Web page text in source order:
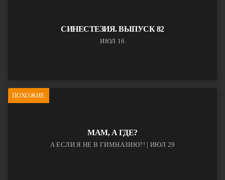
СИНЕСТЕЗИЯ. ВЫПУСК 82
ИЮЛ 16
ПОХОЖИЕ
МАМ, А ГДЕ?
А ЕСЛИ Я НЕ В ГИМНАЗИЮ?! | ИЮЛ 29